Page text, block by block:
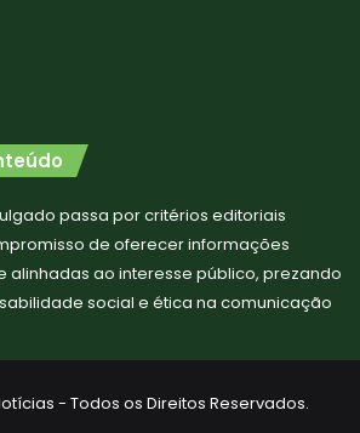
passa por critérios editoriais
de oferecer informações
alinhadas ao interesse público, prezando
social e ética na comunicação
- Todos os Direitos Reservados.